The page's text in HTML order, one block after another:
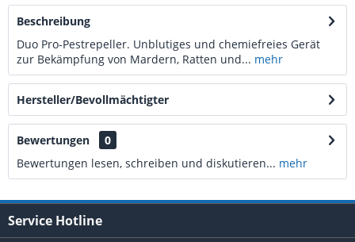
Beschreibung
Duo Pro-Pestrepeller. Unblutiges und chemiefreies Gerät
zur Bekämpfung von Mardern, Ratten und... mehr
Hersteller/Bevollmächtigter
Bewertungen
0
Bewertungen lesen, schreiben und diskutieren... mehr
Service Hotline